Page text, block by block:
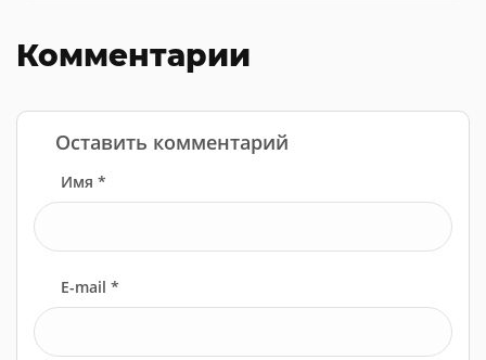
Комментарии
Оставить комментарий
Имя *
E-mail *